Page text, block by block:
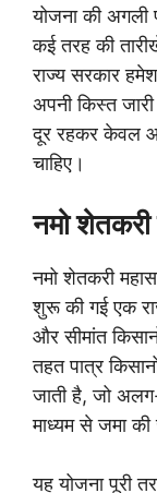
योजना की अगली
कई तरह की
राज्य सरकार
अपनी किस्त
दूर रहकर केवल
चाहिए।
नमो शेतकरी
नमो शेतकरी
शुरू की गई एक
और सीमांत
तहत पात्र
जाती है, जो
माध्यम से जमा की
यह योजना पूरी